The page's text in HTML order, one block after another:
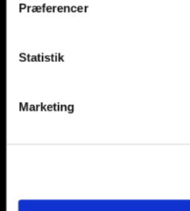
Præferencer
Statistik
Marketing
1264 København K
27726208
40 31 88 39